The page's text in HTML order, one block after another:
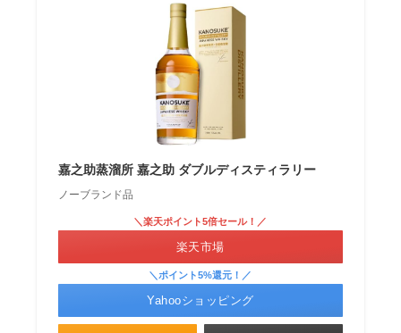
嘉之助蒸溜所 嘉之助 ダブルディスティラリー
ノーブランド品
＼楽天ポイント5倍セール！／
楽天市場
＼ポイント5%還元！／
Yahooショッピング